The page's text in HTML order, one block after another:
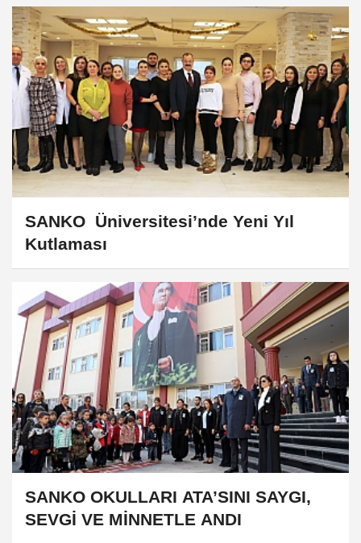
SANKO Üniversitesi’nde Yeni Yıl
Kutlaması
SANKO OKULLARI ATA’SINI SAYGI,
SEVGİ VE MİNNETLE ANDI